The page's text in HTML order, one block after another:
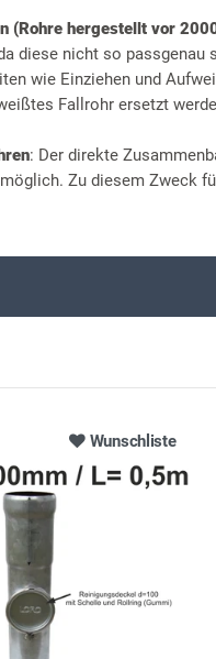
(Rohre hergestellt vor
diese nicht so passgenau
wie Einziehen und
Fallrohr ersetzt
: Der direkte
Zu diesem Zweck
Wunschliste